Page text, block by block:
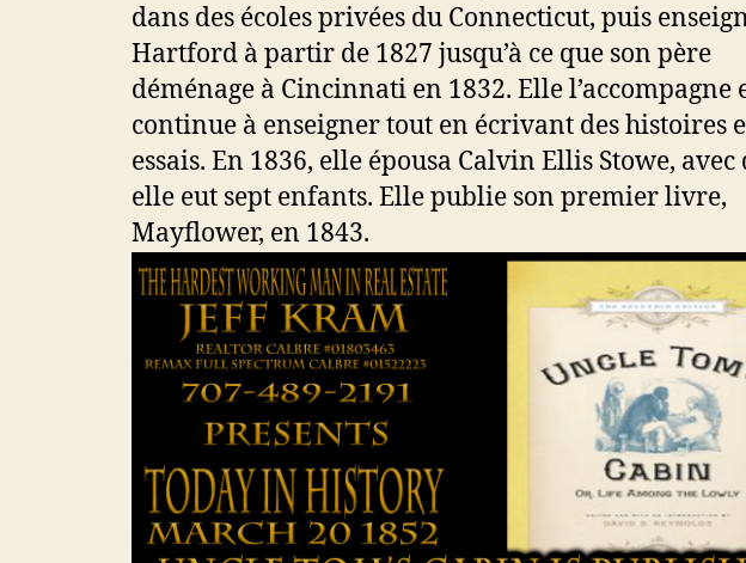
dans des écoles privées du Connecticut, puis
Hartford à partir de 1827 jusqu’à ce que son père
déménage à Cincinnati en 1832. Elle l’accompagne
continue à enseigner tout en écrivant des histoires
essais. En 1836, elle épousa Calvin Ellis Stowe, avec
elle eut sept enfants. Elle publie son premier livre,
Mayflower, en 1843.